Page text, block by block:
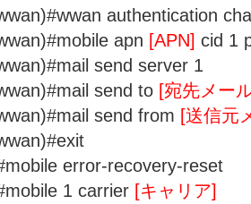
authentication
apn [APN] cid 1
send server 1
send to [宛先メー
send from [送信元
error-recovery-reset
1 carrier [キャリア]